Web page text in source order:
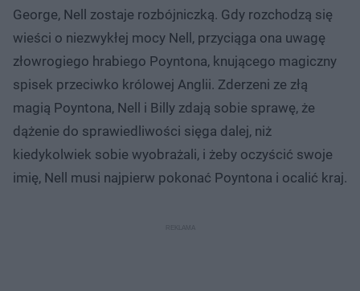
George, Nell zostaje rozbójniczką. Gdy rozchodzą się
wieści o niezwykłej mocy Nell, przyciąga ona uwagę
złowrogiego hrabiego Poyntona, knującego magiczny
spisek przeciwko królowej Anglii. Zderzeni ze złą
magią Poyntona, Nell i Billy zdają sobie sprawę, że
dążenie do sprawiedliwości sięga dalej, niż
kiedykolwiek sobie wyobrażali, i żeby oczyścić swoje
imię, Nell musi najpierw pokonać Poyntona i ocalić kraj.